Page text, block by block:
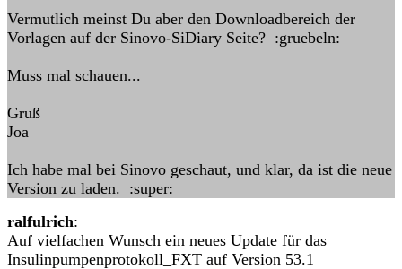
Vermutlich meinst Du aber den Downloadbereich der
Vorlagen auf der Sinovo-SiDiary Seite? :gruebeln:
Muss mal schauen...
Gruß
Joa
Ich habe mal bei Sinovo geschaut, und klar, da ist die neue
Version zu laden. :super:
ralfulrich:
Auf vielfachen Wunsch ein neues Update für das
Insulinpumpenprotokoll_FXT auf Version 53.1